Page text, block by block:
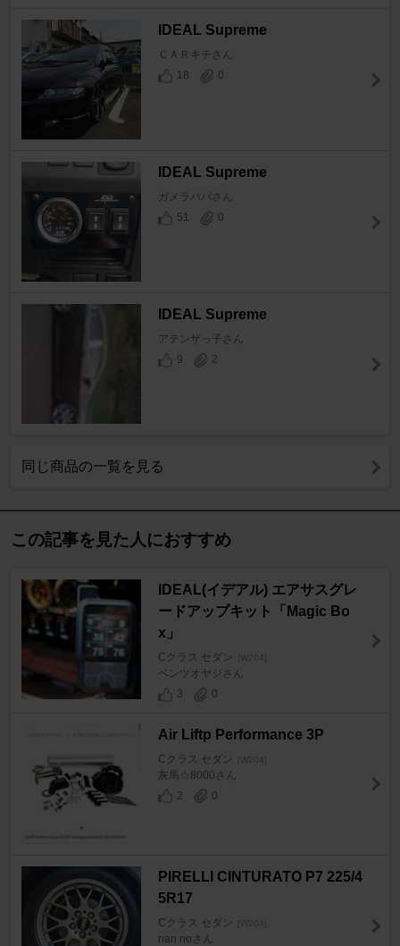
IDEAL Supreme
ＣＡＲキチさん
18
0
IDEAL Supreme
ガメラパパさん
51
0
IDEAL Supreme
アテンザっ子さん
9
2
同じ商品の一覧を見る
この記事を見た人におすすめ
IDEAL(イデアル) エアサスグレ
ードアップキット「Magic Bo
x」
Cクラス セダン [W204]
ベンツオヤジさん
3
0
Air Liftp Performance 3P
Cクラス セダン [W204]
灰馬☆8000さん
2
0
PIRELLI CINTURATO P7 225/4
5R17
Cクラス セダン [W204]
nan noさん